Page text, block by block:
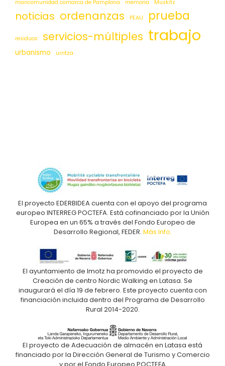
mancomunidad comarca de Pamplona
memoria Muskitz
noticias ordenanzas PEAU prueba
residuos servicios-múltiples trabajo
urbanismo urritza
El proyecto EDERBIDEA cuenta con el apoyo del programa
europeo INTERREG POCTEFA. Está cofinanciado por la Unión
Europea en un 65% a través del Fondo Europeo de
Desarrollo Regional, FEDER. Más Info.
El ayuntamiento de Imotz ha promovido el proyecto de
Creación de centro Nordic Walking en Latasa. Se
inaugurará el día 19 de febrero. Este proyecto cuenta con
financiación incluida dentro del Programa de Desarrollo
Rural 2014-2020.
El proyecto de Adecuación de almacén en Latasa está
financiado por la Dirección General de Turismo y Comercio